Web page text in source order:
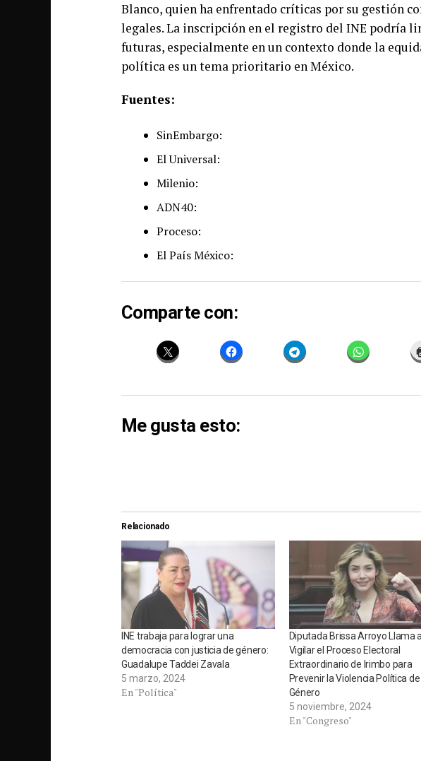
Blanco, quien ha enfrentado críticas por su gestión
legales. La inscripción en el registro del INE podría
futuras, especialmente en un contexto donde la
política es un tema prioritario en México.
Fuentes:
SinEmbargo:
El Universal:
Milenio:
ADN40:
Proceso:
El País México:
Comparte con:
Me gusta esto:
Relacionado
INE trabaja para lograr una
democracia con justicia de género:
Guadalupe Taddei Zavala
5 marzo, 2024
En "Política"
Diputada Brissa Arroyo Llama a
Vigilar el Proceso Electoral
Extraordinario de Irimbo para
Prevenir la Violencia Política de
Género
5 noviembre, 2024
En "Congreso"